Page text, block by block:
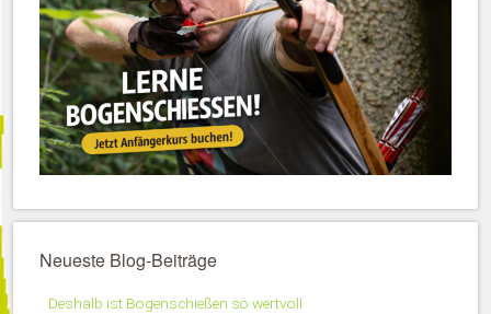
Neueste Blog-Beiträge
Deshalb ist Bogenschießen so wertvoll